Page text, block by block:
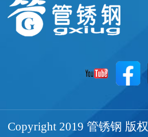
Copyright 2019 管锈钢 版